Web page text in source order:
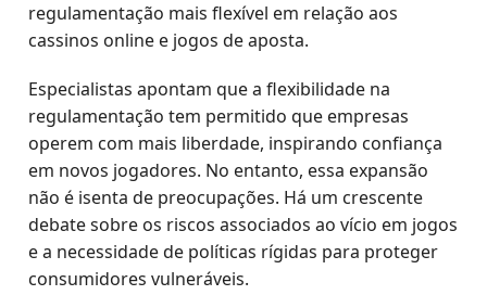
regulamentação mais flexível em relação aos
cassinos online e jogos de aposta.
Especialistas apontam que a flexibilidade na
regulamentação tem permitido que empresas
operem com mais liberdade, inspirando confiança
em novos jogadores. No entanto, essa expansão
não é isenta de preocupações. Há um crescente
debate sobre os riscos associados ao vício em jogos
e a necessidade de políticas rígidas para proteger
consumidores vulneráveis.